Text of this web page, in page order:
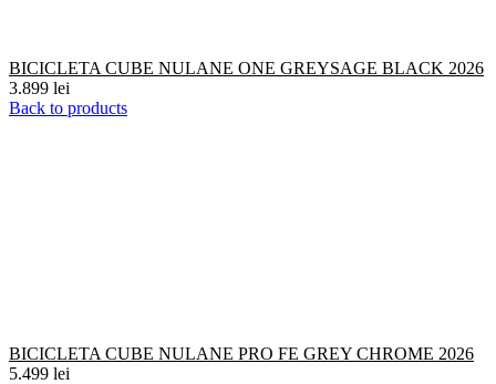
BICICLETA CUBE NULANE ONE GREYSAGE BLACK 2026
3.899 lei
Back to products
BICICLETA CUBE NULANE PRO FE GREY CHROME 2026
5.499 lei